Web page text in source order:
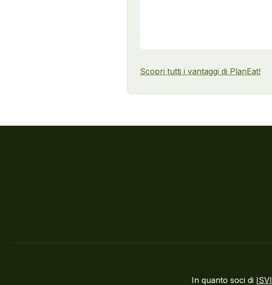
Scopri tutti i vantaggi di PlanEat!
In quanto soci di ISVI